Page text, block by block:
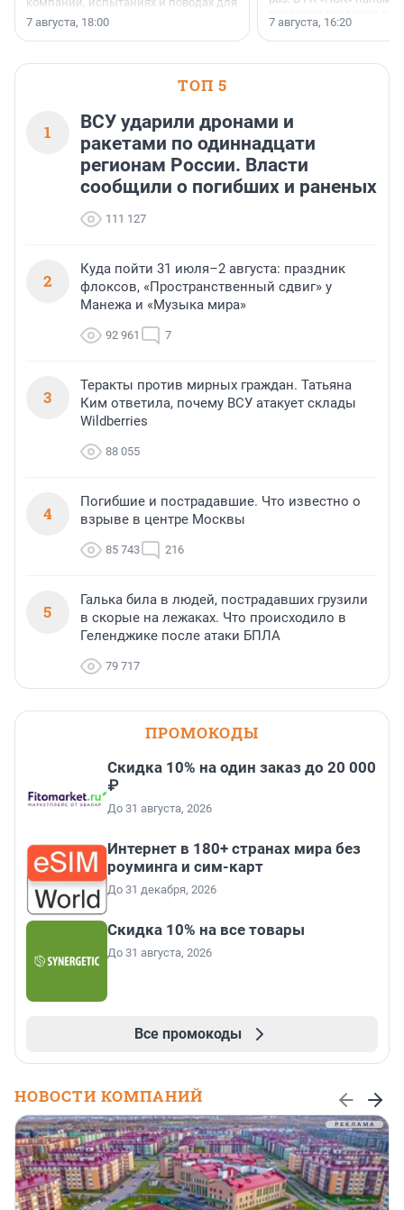
осторожного оптимизма.
7 августа, 18:00
поменялась роль
7 августа, 16:20
ТОП 5
1
ВСУ ударили дронами и
ракетами по одиннадцати
регионам России. Власти
сообщили о погибших и раненых
111 127
2
Куда пойти 31 июля–2 августа: праздник
флоксов, «Пространственный сдвиг» у
Манежа и «Музыка мира»
92 961 7
3
Теракты против мирных граждан. Татьяна
Ким ответила, почему ВСУ атакует склады
Wildberries
88 055
4
Погибшие и пострадавшие. Что известно о
взрыве в центре Москвы
85 743 216
5
Галька била в людей, пострадавших грузили
в скорые на лежаках. Что происходило в
Геленджике после атаки БПЛА
79 717
ПРОМОКОДЫ
Скидка 10% на один заказ до 20 000
₽
До 31 августа, 2026
Интернет в 180+ странах мира без
роуминга и сим-карт
До 31 декабря, 2026
Скидка 10% на все товары
До 31 августа, 2026
Все промокоды
НОВОСТИ КОМПАНИЙ